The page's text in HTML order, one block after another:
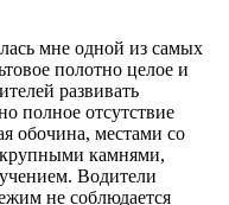
мне одной из самых
полотно целое и
развивать
полное отсутствие
обочина, местами со
крупными камнями,
Водители
не соблюдается